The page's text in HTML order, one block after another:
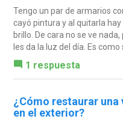
Tengo un par de armarios
cayó pintura y al quitarla
brillo. De cara no se ve
les da la luz del día. Es como
1 respuesta
¿Cómo restaurar
en el exterior?